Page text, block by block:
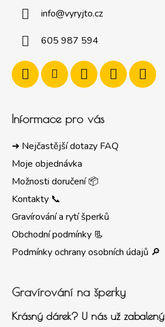
info@vyryjto.cz
605 987 594
Informace pro vás
➜ Nejčastější dotazy FAQ
Moje objednávka
Možnosti doručení 📦
Kontakty 📞
Gravírování a rytí šperků
Obchodní podmínky 📃
Podmínky ochrany osobních údajů 🔎
Gravírování na šperky
Krásný dárek? U nás už zabalený